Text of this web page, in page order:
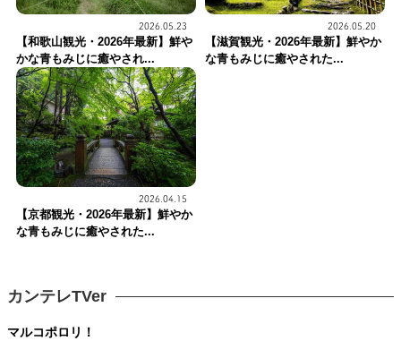
2026.05.23
【和歌山観光・2026年最新】鮮や
かな青もみじに癒やされ...
2026.05.20
【滋賀観光・2026年最新】鮮やか
な青もみじに癒やされた...
2026.04.15
【京都観光・2026年最新】鮮やか
な青もみじに癒やされた...
カンテレTVer
マルコポロリ！